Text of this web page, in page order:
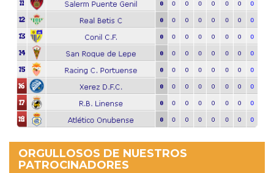
ORGULLOSOS DE NUESTROS
PATROCINADORES